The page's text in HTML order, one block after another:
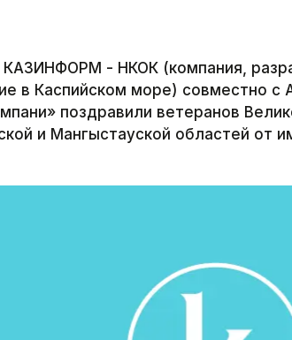
КАЗИНФОРМ - НКОК (компания,
в Каспийском море) совместно
поздравили ветеранов
и Мангыстауской областей от